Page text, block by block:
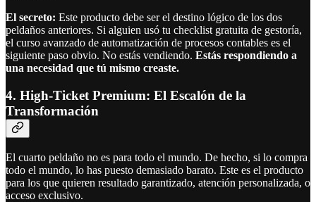
El secreto: Este producto debe ser el destino lógico de los dos
peldaños anteriores. Si alguien usó tu checklist gratuita de gestoría,
el curso avanzado de automatización de procesos contables es el
siguiente paso obvio. No estás vendiendo. Estás respondiendo a
una necesidad que tú mismo creaste.
4. High-Ticket Premium: El Escalón de la
Transformación
El cuarto peldaño no es para todo el mundo. De hecho, si lo compra
todo el mundo, lo has puesto demasiado barato. Este es el producto
para los que quieren resultado garantizado, atención personalizada, o
acceso exclusivo.